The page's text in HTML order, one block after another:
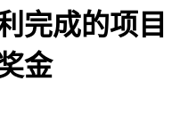
完成的项目
金